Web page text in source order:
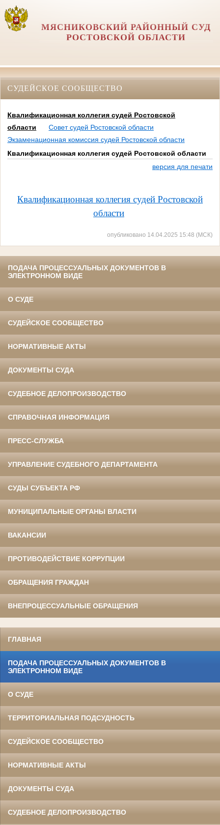
МЯСНИКОВСКИЙ РАЙОННЫЙ СУД
РОСТОВСКОЙ ОБЛАСТИ
СУДЕЙСКОЕ СООБЩЕСТВО
Квалификационная коллегия судей Ростовской
области
Совет судей Ростовской области
Экзаменационная комиссия судей Ростовской области
Квалификационная коллегия судей Ростовской области
версия для печати
Квалификационная коллегия судей Ростовской
области
опубликовано 14.04.2025 15:48 (МСК)
ПОДАЧА ПРОЦЕССУАЛЬНЫХ ДОКУМЕНТОВ В
ЭЛЕКТРОННОМ ВИДЕ
О СУДЕ
СУДЕЙСКОЕ СООБЩЕСТВО
НОРМАТИВНЫЕ АКТЫ
ДОКУМЕНТЫ СУДА
СУДЕБНОЕ ДЕЛОПРОИЗВОДСТВО
СПРАВОЧНАЯ ИНФОРМАЦИЯ
ПРЕСС-СЛУЖБА
УПРАВЛЕНИЕ СУДЕБНОГО ДЕПАРТАМЕНТА
СУДЫ СУБЪЕКТА РФ
МУНИЦИПАЛЬНЫЕ ОРГАНЫ ВЛАСТИ
ВАКАНСИИ
ПРОТИВОДЕЙСТВИЕ КОРРУПЦИИ
ОБРАЩЕНИЯ ГРАЖДАН
ВНЕПРОЦЕССУАЛЬНЫЕ ОБРАЩЕНИЯ
ГЛАВНАЯ
ПОДАЧА ПРОЦЕССУАЛЬНЫХ ДОКУМЕНТОВ В
ЭЛЕКТРОННОМ ВИДЕ
О СУДЕ
ТЕРРИТОРИАЛЬНАЯ ПОДСУДНОСТЬ
СУДЕЙСКОЕ СООБЩЕСТВО
НОРМАТИВНЫЕ АКТЫ
ДОКУМЕНТЫ СУДА
СУДЕБНОЕ ДЕЛОПРОИЗВОДСТВО